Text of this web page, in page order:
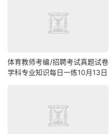
体育教师考编/招聘考试真题试卷
学科专业知识每日一练10月13日